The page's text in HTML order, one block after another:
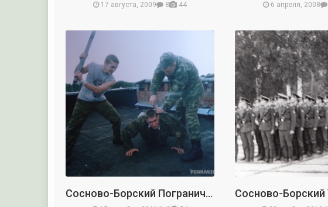
17 августа, 2009 8 44 6 апреля, 2008
Сосново-Борский Пограничный Отряд